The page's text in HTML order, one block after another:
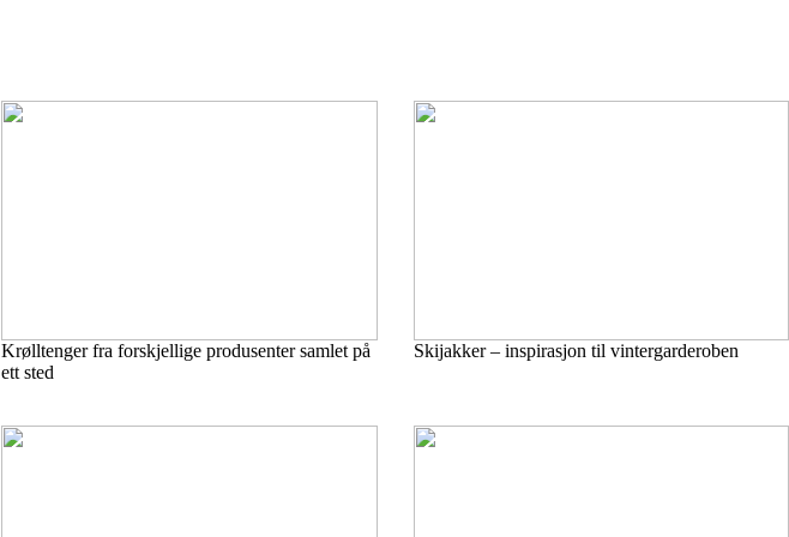
Krølltenger fra forskjellige produsenter samlet på
ett sted
Skijakker – inspirasjon til vintergarderoben